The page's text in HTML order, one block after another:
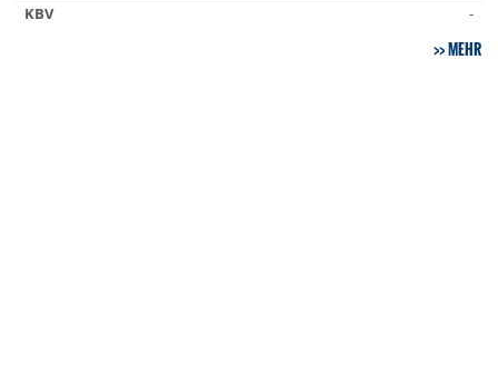
KBV
-
MEHR